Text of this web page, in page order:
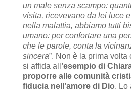
un male senza scampo:
visita, ricevevano da lei luce
nella malattia, abbiamo tutti
umano: per confortare una
che le parole, conta la
sincera”. Non è la prima volta
si affida all ’esempio di
proporre alle comunità
fiducia nell’amore di Dio. Lo